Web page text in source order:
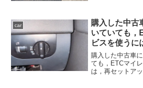
car
購入した中古
いていても，
ビスを使うに
が必要。
購入した中古車
ても，ETCマイ
は，再セットアッ